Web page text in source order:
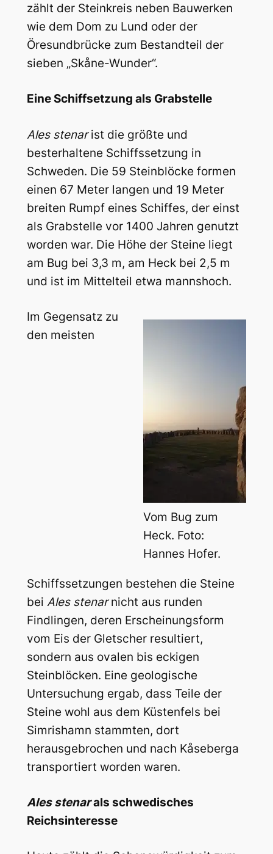
zählt der Steinkreis neben Bauwerken
wie dem Dom zu Lund oder der
Öresundbrücke zum Bestandteil der
sieben „Skåne-Wunder“.
Eine Schiffsetzung als Grabstelle
Ales stenarist die größte und
besterhaltene Schiffssetzung in
Schweden. Die 59 Steinblöcke formen
einen 67 Meter langen und 19 Meter
breiten Rumpf eines Schiffes, der einst
als Grabstelle vor 1400 Jahren genutzt
worden war. Die Höhe der Steine liegt
am Bug bei 3,3 m, am Heck bei 2,5 m
und ist im Mittelteil etwa mannshoch.
Vom Bug zum
Heck. Foto:
Hannes Hofer.
Im Gegensatz zu
den meisten
Schiffssetzungen bestehen die Steine
bei Ales stenarnicht aus runden
Findlingen, deren Erscheinungsform
vom Eis der Gletscher resultiert,
sondern aus ovalen bis eckigen
Steinblöcken. Eine geologische
Untersuchung ergab, dass Teile der
Steine wohl aus dem Küstenfels bei
Simrishamn stammten, dort
herausgebrochen und nach Kåseberga
transportiert worden waren.
Ales stenarals schwedisches
Reichsinteresse